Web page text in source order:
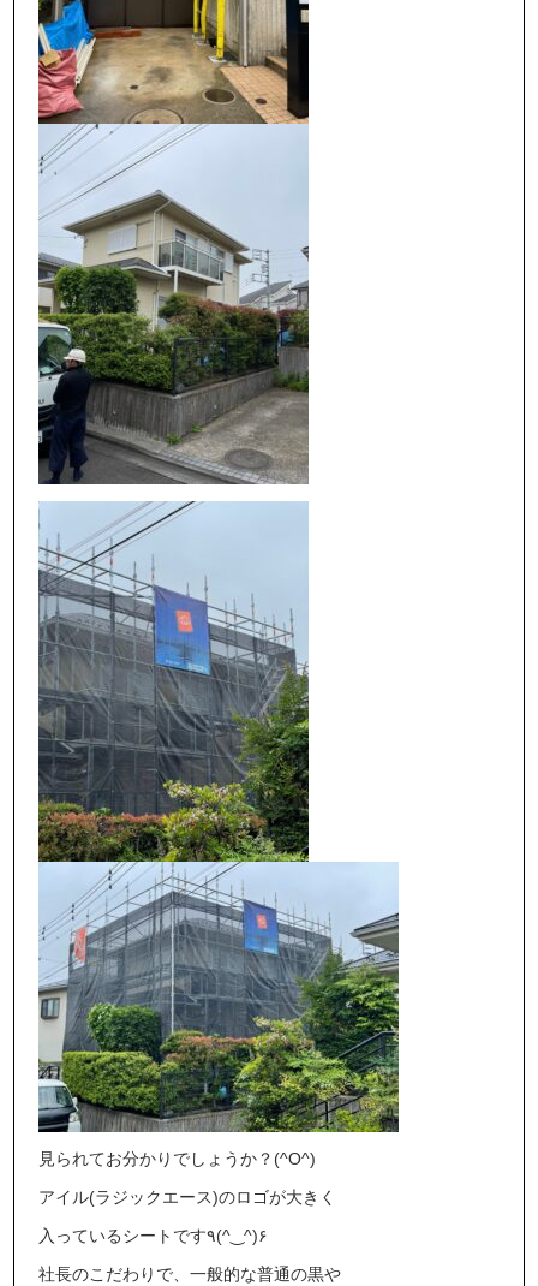
見られてお分かりでしょうか？(^O^)
アイル(ラジックエース)のロゴが大きく
入っているシートです٩(^‿^)۶
社長のこだわりで、一般的な普通の黒や